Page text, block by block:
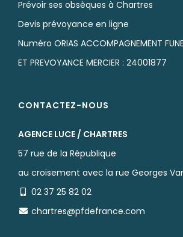
Prévoir ses obsèques à Chartres
Devis prévoyance en ligne
Numéro ORIAS ACCOMPAGNEMENT
ET PREVOYANCE MERCIER : 24001877
CONTACTEZ-NOUS
AGENCE LUCE / CHARTRES
57 rue de la République
au croisement avec la rue Georges
02 37 25 82 02
chartres@pfdefrance.com